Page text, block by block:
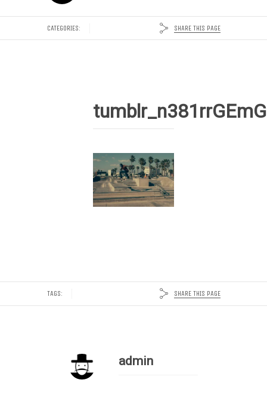
CATEGORIES: SHARE THIS PAGE
TAGS: SHARE THIS PAGE
admin